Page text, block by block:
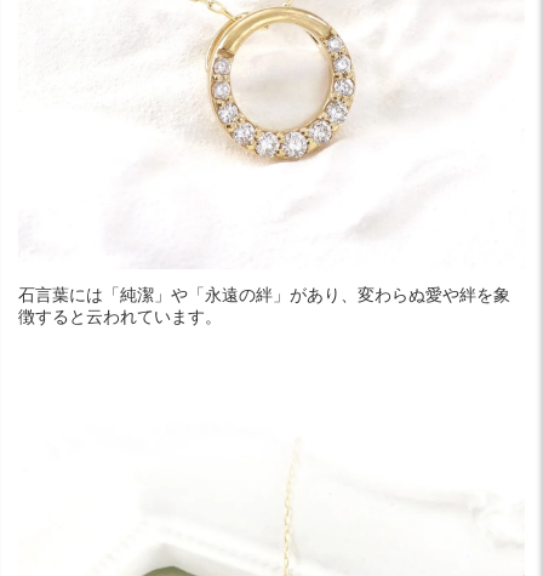
石言葉には「純潔」や「永遠の絆」があり、変わらぬ愛や絆を象
徴すると云われています。